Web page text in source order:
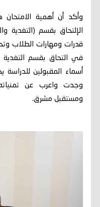
وأكد أن أهمية
الإلتحاق بقسم
قدرات ومهارات الطلاب
في التحاق بقسم التغدية
أسماء المقبولين
وجدت واعرب عن
ومستقبل مشرق.